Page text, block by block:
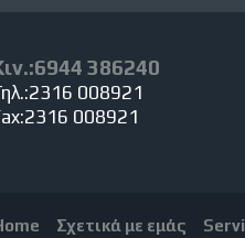
386240
008921
008921
Σχετικά με εμάς